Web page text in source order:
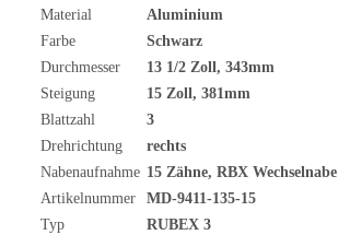
Material
Aluminium
Farbe
Schwarz
Durchmesser
13 1/2 Zoll, 343mm
Steigung
15 Zoll, 381mm
Blattzahl
3
Drehrichtung
rechts
Nabenaufnahme 15 Zähne, RBX Wechselnabe
Artikelnummer
MD-9411-135-15
Typ
RUBEX 3